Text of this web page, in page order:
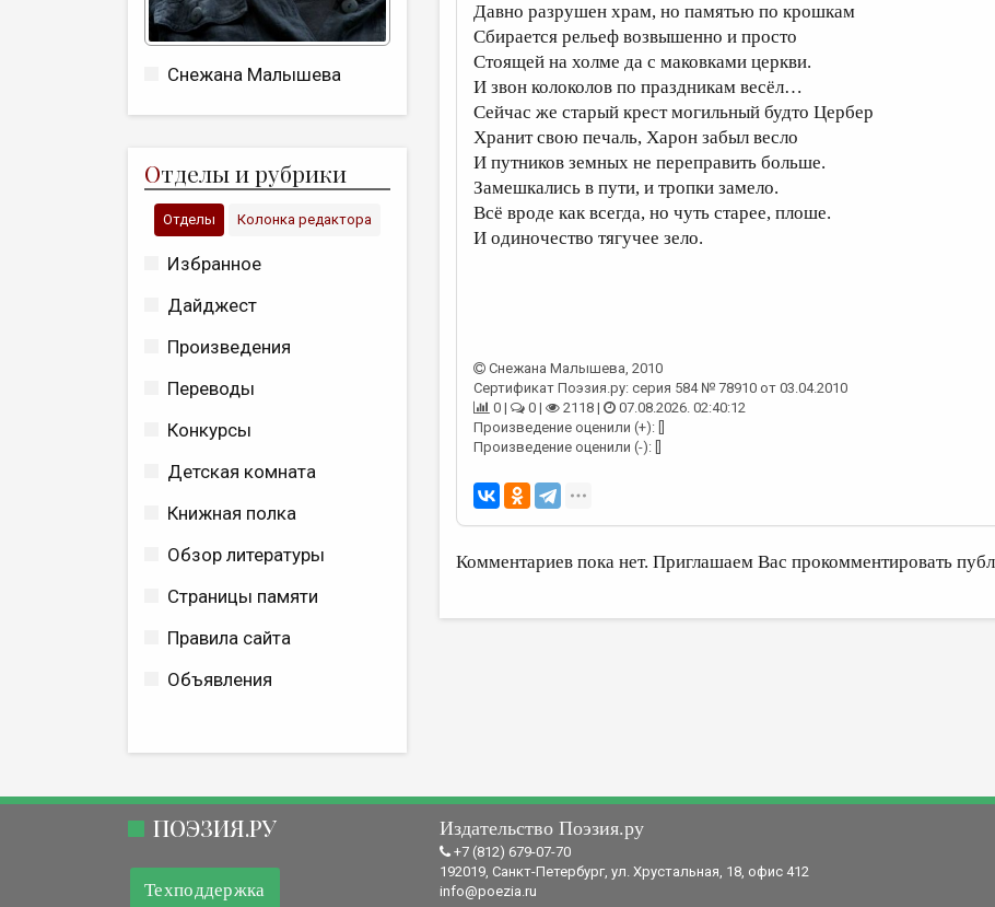
Снежана Малышева
Отделы и рубрики
Отделы Колонка редактора
Избранное
Дайджест
Произведения
Переводы
Конкурсы
Детская комната
Книжная полка
Обзор литературы
Страницы памяти
Правила сайта
Объявления
Давно разрушен храм, но памятью по крошкам
Сбирается рельеф возвышенно и просто
Стоящей на холме да с маковками церкви.
И звон колоколов по праздникам весёл…
Сейчас же старый крест могильный будто Цербер
Хранит свою печаль, Харон забыл весло
И путников земных не переправить больше.
Замешкались в пути, и тропки замело.
Всё вроде как всегда, но чуть старее, плоше.
И одиночество тягучее зело.
Снежана Малышева, 2010
Сертификат Поэзия.ру: серия 584 № 78910 от 03.04.2010
0 |
0 | 2118 |
07.08.2026. 02:40:12
Произведение оценили (+): []
Произведение оценили (-): []
Комментариев пока нет. Приглашаем Вас прокомментировать
ПОЭЗИЯ.РУ
Техподдержка
Издательство Поэзия.ру
+7 (812) 679-07-70
192019, Санкт-Петербург, ул. Хрустальная, 18, офис 412
info@poezia.ru